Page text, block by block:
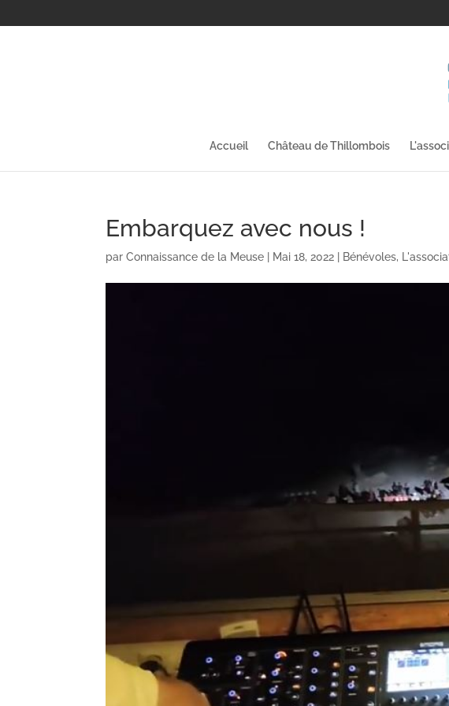
Accueil Château de Thillombois
Embarquez avec nous !
parConnaissance de la Meuse | Mai 18, 2022 | Bénévoles,